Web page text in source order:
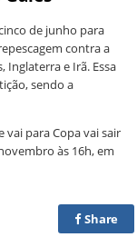
de junho para
contra a
Inglaterra e Irã. Essa
sendo a
para Copa vai sair
às 16h, em
Share